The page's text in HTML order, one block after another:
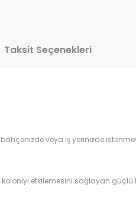
Taksit Seçenekleri
bahçenizde veya iş yerinizde
koloniyi etkilemesini sağlayan güçlü